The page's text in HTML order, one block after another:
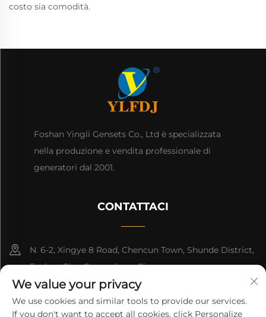
costo sia comodità.
Foshan Yingli Gensets Co., Ltd è specializzata
nella produzione e vendita professionale di
generatori dal 2001.
CONTATTACI
N. 6-2, Xingye 8 Road, Chencun Town, Shunde District,
Foshan City, Guangdong, Cina.
8618676517177
We value your privacy
We use cookies and similar tools to provide our services.
If you don't want to accept all cookies, click Personalize